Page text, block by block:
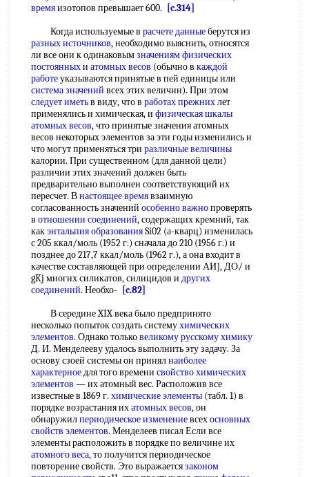
времяизотопов превышает 600.
[c.314]
Когда используемые в расчете данныеберутся из
разных источников, необходимо выяснить, относятся
ли все они к одинаковымзначениям физических
постоянныхи атомных весов (обычно в каждой
работеуказываются принятые в пей единицы или
система значений всех этих величин). При этом
следует иметьв виду, что в работах прежнихлет
применялись и химическая, и физическая шкалы
атомных весов, что принятые значения атомных
весов некоторых элементов за эти годы изменились и
что могут применяться три различные величины
калории. При существенном (для данной цели)
различии этих значений должен быть
предварительно выполнен соответствующий их
пересчет. Внастоящее времявзаимную
согласованность значений особенно важнопроверять
в отношении соединений, содержащих кремний, так
какэнтальпия образованияSi02 (а-кварц) изменилась
с 205 ккал/моль (1952 г.) сначала до 210 (1956 г.) и
позднее до 217,7 ккал/моль (1962 г.), а она входит в
качестве составляющей при определении АИ], ДО/ и
gKj многих силикатов, силицидов и других
соединений. Необхо-
[c.82]
В середине XIX века было предпринято
несколько попыток создать системухимических
элементов. Однако тольковеликому русскому химику
Д. И. Менделееву удалось выполнить эту задачу. За
основу сзоей системы он принялнаиболее
характерноедля того времени свойство химических
элементов — их атомный вес. Расположив все
известные в 1869 г. химические элементы (табл. 1) в
порядке возрастания ихатомных весов, он
обнаружилпериодическое изменениевсехосновных
свойств элементов. Менделеев писал Если все
элементы расположить в порядке по величине их
атомного веса, то получится периодическое
повторение свойств. Это выражаетсязаконом